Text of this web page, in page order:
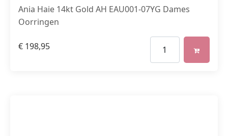
Ania Haie 14kt Gold AH EAU001-07YG Dames
Oorringen
€ 198,95